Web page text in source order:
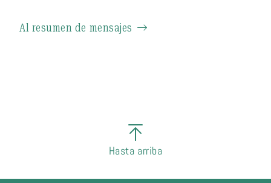
Al resumen de mensajes
Hasta arriba